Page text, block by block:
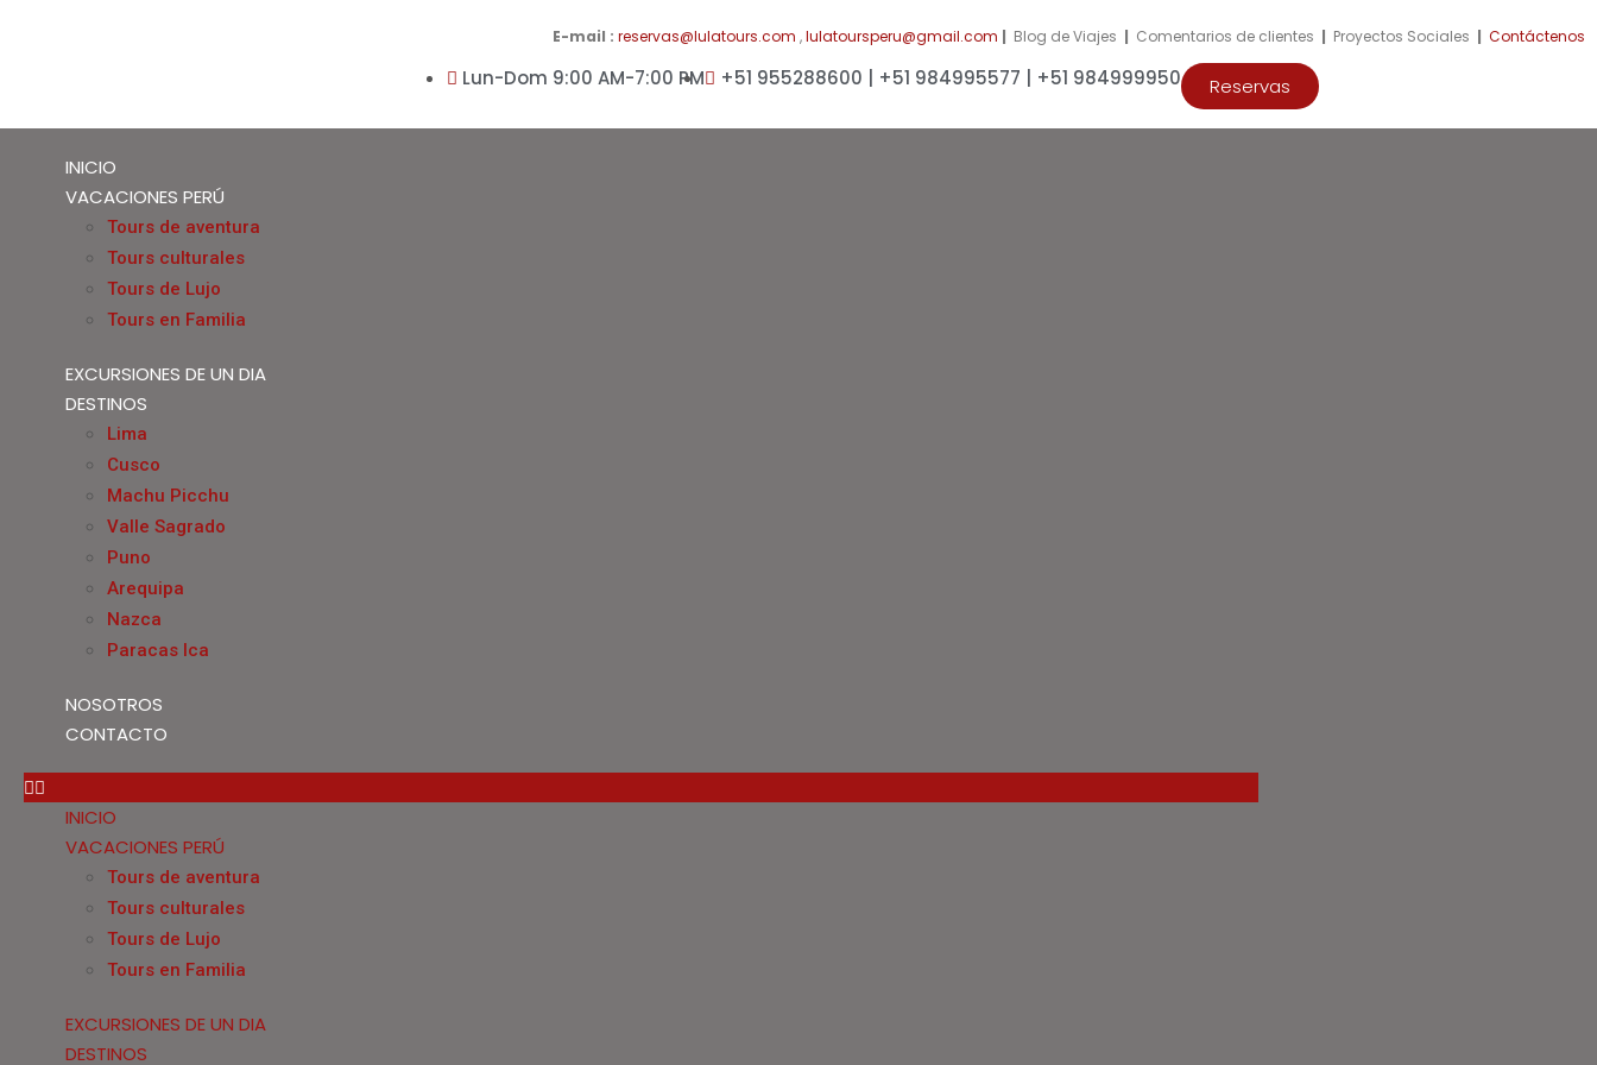
E-mail : reservas@lulatours.com ,lulatoursperu@gmail.com | Blog de Viajes | Comentarios de clientes | Proyectos Sociales | Contáctenos
Lun-Dom 9:00 AM-7:00 PM +51 955288600 | +51 984995577 | +51 984999950 Reservas
INICIO
VACACIONES PERÚ
Tours de aventura
Tours culturales
Tours de Lujo
Tours en Familia
EXCURSIONES DE UN DIA
DESTINOS
Lima
Cusco
Machu Picchu
Valle Sagrado
Puno
Arequipa
Nazca
Paracas Ica
NOSOTROS
CONTACTO
INICIO
VACACIONES PERÚ
Tours de aventura
Tours culturales
Tours de Lujo
Tours en Familia
EXCURSIONES DE UN DIA
DESTINOS